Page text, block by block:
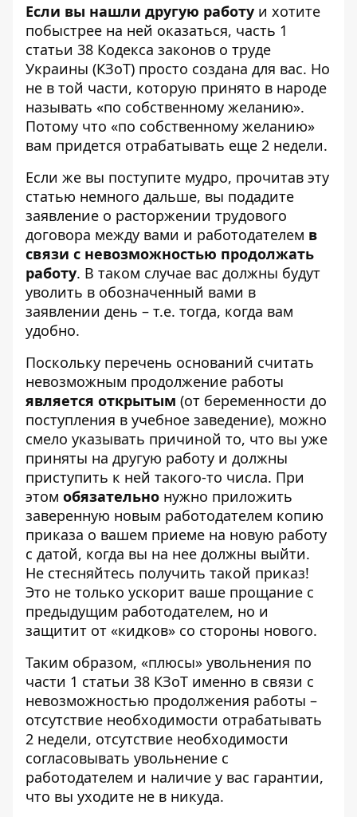
Если вы нашли другую работу и хотите
побыстрее на ней оказаться, часть 1
статьи 38 Кодекса законов о труде
Украины (КЗоТ) просто создана для вас. Но
не в той части, которую принято в народе
называть «по собственному желанию».
Потому что «по собственному желанию»
вам придется отрабатывать еще 2 недели.
Если же вы поступите мудро, прочитав эту
статью немного дальше, вы подадите
заявление о расторжении трудового
договора между вами и работодателем в
связи с невозможностью продолжать
работу. В таком случае вас должны будут
уволить в обозначенный вами в
заявлении день – т.е. тогда, когда вам
удобно.
Поскольку перечень оснований считать
невозможным продолжение работы
является открытым (от беременности до
поступления в учебное заведение), можно
смело указывать причиной то, что вы уже
приняты на другую работу и должны
приступить к ней такого-то числа. При
этом обязательно нужно приложить
заверенную новым работодателем копию
приказа о вашем приеме на новую работу
с датой, когда вы на нее должны выйти.
Не стесняйтесь получить такой приказ!
Это не только ускорит ваше прощание с
предыдущим работодателем, но и
защитит от «кидков» со стороны нового.
Таким образом, «плюсы» увольнения по
части 1 статьи 38 КЗоТ именно в связи с
невозможностью продолжения работы –
отсутствие необходимости отрабатывать
2 недели, отсутствие необходимости
согласовывать увольнение с
работодателем и наличие у вас гарантии,
что вы уходите не в никуда.